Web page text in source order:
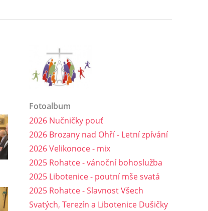
Fotoalbum
2026 Nučničky pouť
2026 Brozany nad Ohří - Letní zpívání
2026 Velikonoce - mix
2025 Rohatce - vánoční bohoslužba
2025 Libotenice - poutní mše svatá
2025 Rohatce - Slavnost Všech
Svatých, Terezín a Libotenice Dušičky